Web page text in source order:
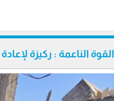
القوة الناعمة : ركيزة